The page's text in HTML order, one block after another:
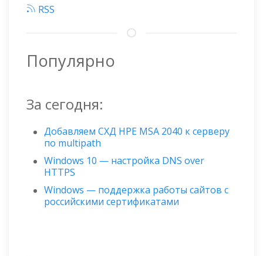
RSS
Популярно
За сегодня:
Добавляем СХД HPE MSA 2040 к серверу
по multipath
Windows 10 — настройка DNS over
HTTPS
Windows — поддержка работы сайтов с
российскими сертификатами